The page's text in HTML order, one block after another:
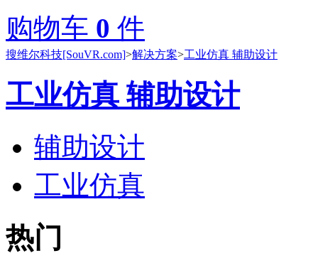
购物车 0 件
搜维尔科技[SouVR.com]>解决方案>工业仿真 辅助设计
工业仿真 辅助设计
辅助设计
工业仿真
热门